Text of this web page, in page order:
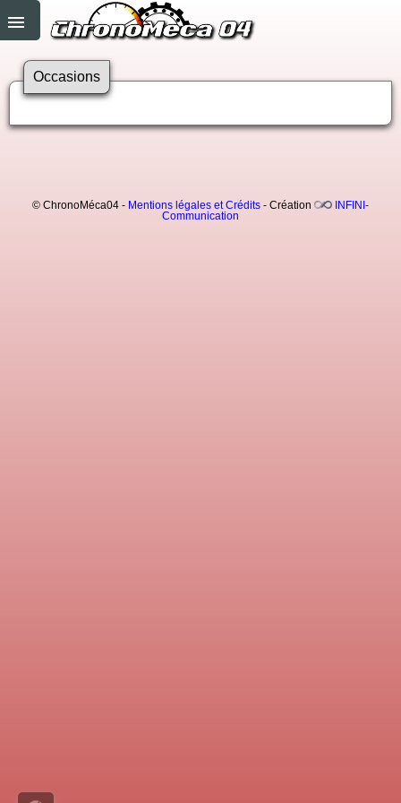
Occasions
© ChronoMéca04 - Mentions légales et Crédits- Création
INFINI-
Communication